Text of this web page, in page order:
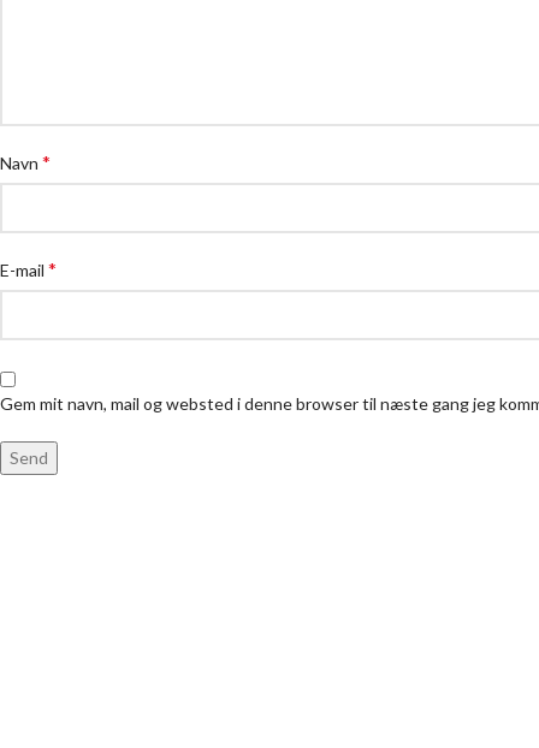
Navn *
E-mail *
Gem mit navn, mail og websted i denne browser til næste gang jeg